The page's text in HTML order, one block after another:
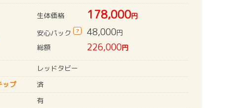
生体価格 178,000円
安心パック
? 48,000円
総額
226,000円
レッドタビー
ップ
済
有